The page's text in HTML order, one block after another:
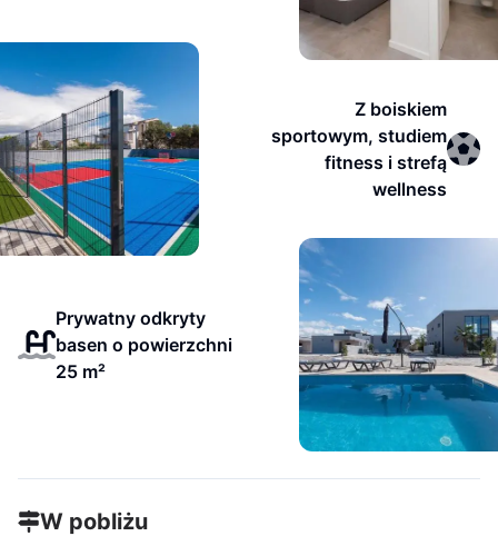
Z boiskiem
sportowym, studiem
fitness i strefą
wellness
Prywatny odkryty
basen o powierzchni
25 m²
W pobliżu